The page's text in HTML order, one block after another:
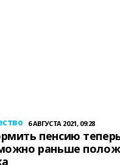
6 АВГУСТА 2021, 09:28
пенсию
раньше